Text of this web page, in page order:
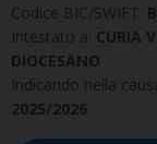
Codice BIC/SWIFT:
Intestato a: CURIA
DIOCESANO
Indicando nella
2025/2026